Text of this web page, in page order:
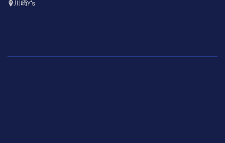
川崎Y's